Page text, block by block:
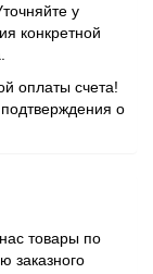
у
конкретной
оплаты счета!
о
товары по
заказного